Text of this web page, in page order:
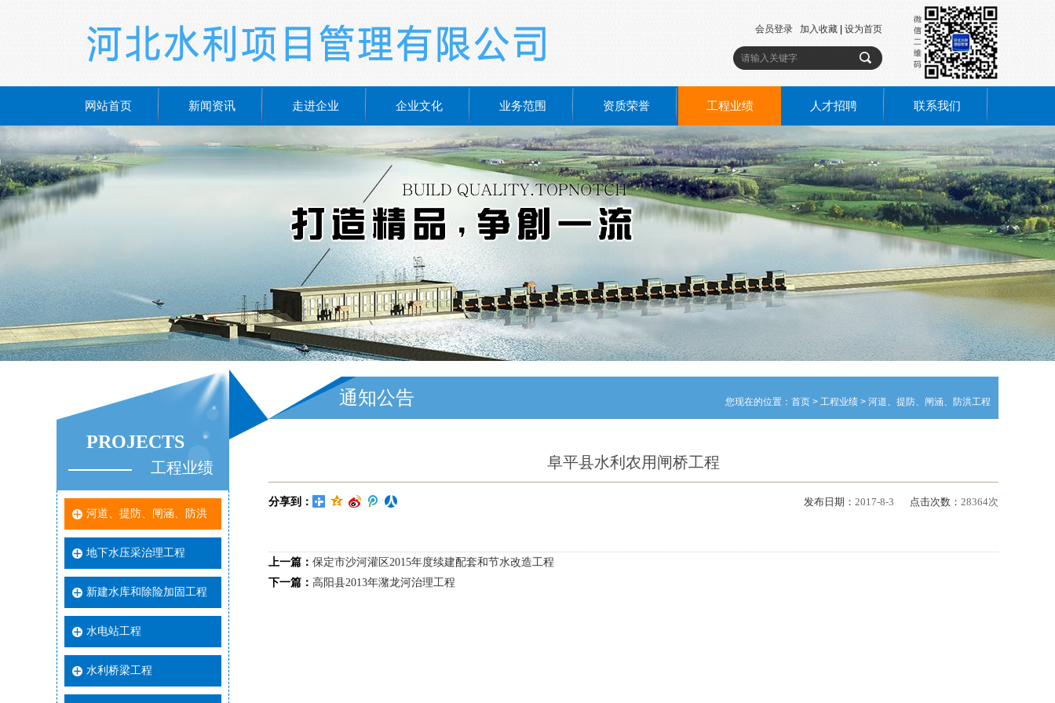
会员登录 加入收藏 设为首页
网站首页 新闻资讯 走进企业 企业文化 业务范围 资质荣誉 工程业绩 人才招聘 联系我们
PROJECTS
工程业绩
河道、提防、闸涵、防洪
地下水压采治理工程
新建水库和除险加固工程
水电站工程
水利桥梁工程
通知公告 您现在的位置： 首页 > 工程业绩 > 河道、提防、闸涵、防洪工程
阜平县水利农用闸桥工程
发布日期： 2017-8-3 点击次数： 28364次
分享到：
上一篇： 保定市沙河灌区2015年度续建配套和节水改造工程
下一篇： 高阳县2013年潴龙河治理工程